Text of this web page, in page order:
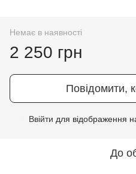
Немає в наявності
2 250 грн
Повідомити,
Ввійти для відображення
До